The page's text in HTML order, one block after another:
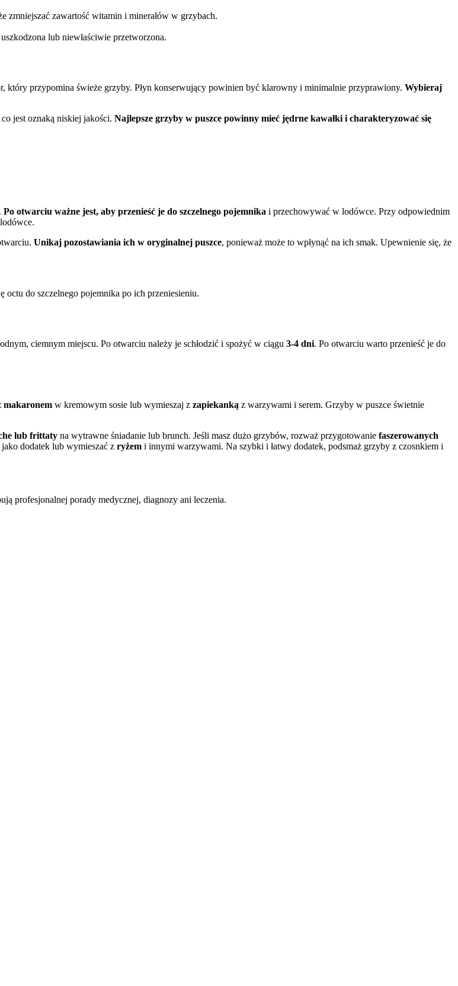
zmniejszać zawartość witamin i minerałów w grzybach.
lub niewłaściwie przetworzona.
przypomina świeże grzyby. Płyn konserwujący powinien być klarowny i minimalnie przyprawiony. Wybieraj
jest oznaką niskiej jakości. Najlepsze grzyby w puszce powinny mieć jędrne kawałki i charakteryzować się
Po otwarciu ważne jest, aby przenieść je do szczelnego pojemnika i przechowywać w lodówce. Przy odpowiednim
Unikaj pozostawiania ich w oryginalnej puszce, ponieważ może to wpłynąć na ich smak. Upewnienie się, że
do szczelnego pojemnika po ich przeniesieniu.
ciemnym miejscu. Po otwarciu należy je schłodzić i spożyć w ciągu 3-4 dni. Po otwarciu warto przenieść je do
makaronem w kremowym sosie lub wymieszaj z zapiekanką z warzywami i serem. Grzyby w puszce świetnie
lub frittaty na wytrawne śniadanie lub brunch. Jeśli masz dużo grzybów, rozważ przygotowanie faszerowanych
jako dodatek lub wymieszać z ryżem i innymi warzywami. Na szybki i łatwy dodatek, podsmaż grzyby z czosnkiem i
profesjonalnej porady medycznej, diagnozy ani leczenia.